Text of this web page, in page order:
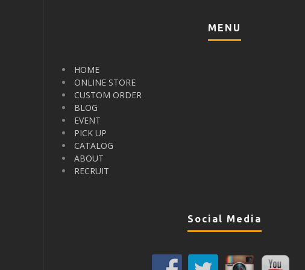
MENU
HOME
ONLINE STORE
CUSTOM ORDER
BLOG
EVENT
PICK UP
CATALOG
ABOUT
RECRUIT
Social Media